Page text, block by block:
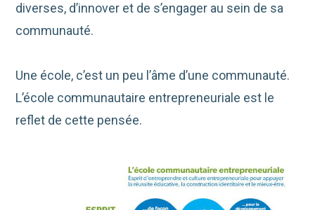
diverses, d’innover et de s’engager au sein de sa
communauté.
Une école, c’est un peu l’âme d’une communauté.
L’école communautaire entrepreneuriale est le
reflet de cette pensée.